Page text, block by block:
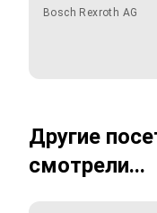
Bosch Rexroth AG
Другие
смотрели...